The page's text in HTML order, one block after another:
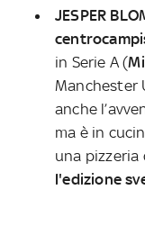
JESPER
in Serie A (
Manchester
anche
ma è in
una pizzeria
l'edizione